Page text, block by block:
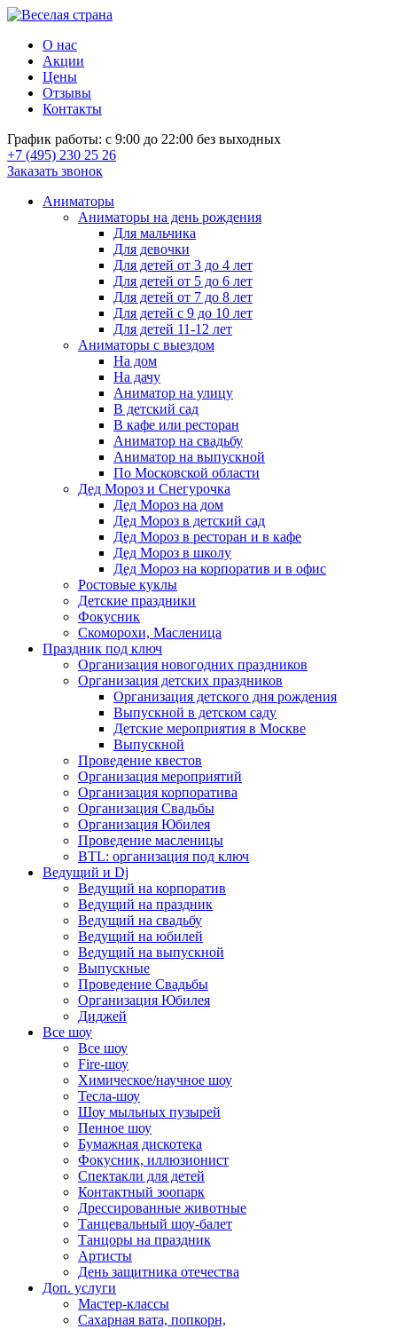
О нас
Акции
Цены
Отзывы
Контакты
График работы: с 9:00 до 22:00 без выходных
+7 (495) 230 25 26
Заказать звонок
Аниматоры
Аниматоры на день рождения
Для мальчика
Для девочки
Для детей от 3 до 4 лет
Для детей от 5 до 6 лет
Для детей от 7 до 8 лет
Для детей с 9 до 10 лет
Для детей 11-12 лет
Аниматоры с выездом
На дом
На дачу
Аниматор на улицу
В детский сад
В кафе или ресторан
Аниматор на свадьбу
Аниматор на выпускной
По Московской области
Дед Мороз и Снегурочка
Дед Мороз на дом
Дед Мороз в детский сад
Дед Мороз в ресторан и в кафе
Дед Мороз в школу
Дед Мороз на корпоратив и в офис
Ростовые куклы
Детские праздники
Фокусник
Скоморохи, Масленица
Праздник под ключ
Организация новогодних праздников
Организация детских праздников
Организация детского дня рождения
Выпускной в детском саду
Детские мероприятия в Москве
Выпускной
Проведение квестов
Организация мероприятий
Организация корпоратива
Организация Свадьбы
Организация Юбилея
Проведение масленицы
BTL: организация под ключ
Ведущий и Dj
Ведущий на корпоратив
Ведущий на праздник
Ведущий на свадьбу
Ведущий на юбилей
Ведущий на выпускной
Выпускные
Проведение Свадьбы
Организация Юбилея
Диджей
Все шоу
Все шоу
Fire-шоу
Химическое/научное шоу
Тесла-шоу
Шоу мыльных пузырей
Пенное шоу
Бумажная дискотека
Фокусник, иллюзионист
Спектакли для детей
Контактный зоопарк
Дрессированные животные
Танцевальный шоу-балет
Танцоры на праздник
Артисты
День защитника отечества
Доп. услуги
Мастер-классы
Сахарная вата, попкорн,